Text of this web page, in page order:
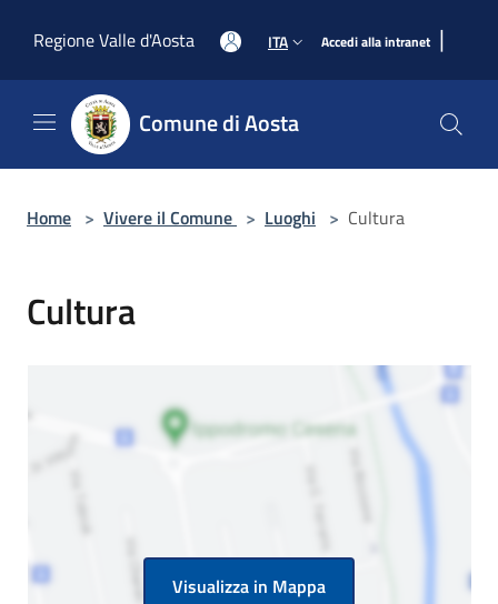
Regione Valle d'Aosta
ITA Accedi alla intranet |
Comune di Aosta
Home > Vivere il Comune > Luoghi > Cultura
Cultura
Visualizza in Mappa